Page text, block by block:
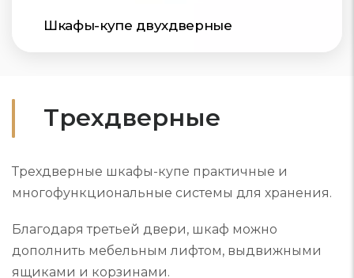
Шкафы-купе двухдверные
Трехдверные
Трехдверные шкафы-купе практичные и
многофункциональные системы для хранения.
Благодаря третьей двери, шкаф можно
дополнить мебельным лифтом, выдвижными
ящиками и корзинами.